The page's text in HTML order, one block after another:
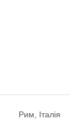
Рим, Італія